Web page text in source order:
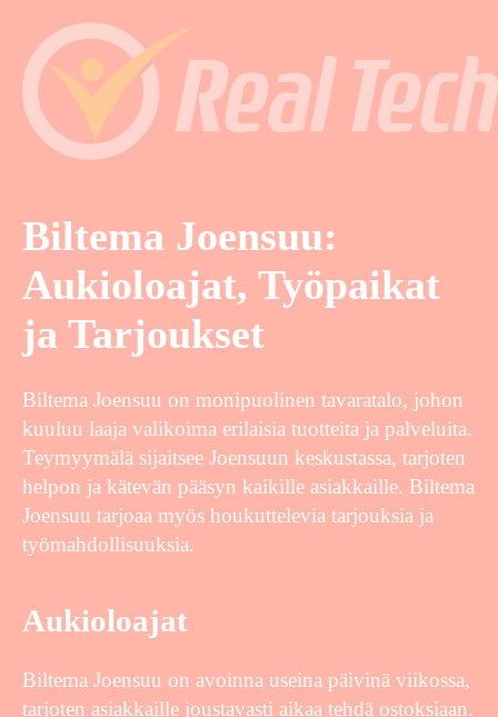
Biltema Joensuu:
Aukioloajat, Työpaikat
ja Tarjoukset
Biltema Joensuu on monipuolinen tavaratalo, johon
kuuluu laaja valikoima erilaisia tuotteita ja palveluita.
Teymyymälä sijaitsee Joensuun keskustassa, tarjoten
helpon ja kätevän pääsyn kaikille asiakkaille. Biltema
Joensuu tarjoaa myös houkuttelevia tarjouksia ja
työmahdollisuuksia.
Aukioloajat
Biltema Joensuu on avoinna useina päivinä viikossa,
tarjoten asiakkaille joustavasti aikaa tehdä ostoksiaan.